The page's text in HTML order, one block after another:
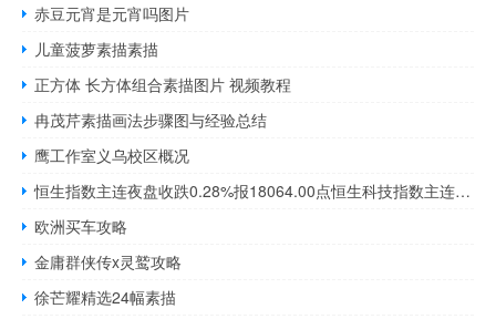
赤豆元宵是元宵吗图片
儿童菠萝素描素描
正方体 长方体组合素描图片 视频教程
冉茂芹素描画法步骤图与经验总结
鹰工作室义乌校区概况
恒生指数主连夜盘收跌0.28%报18064.00点恒生科技指数主连夜盘收跌0.37%报4077.00点
欧洲买车攻略
金庸群侠传x灵鹫攻略
徐芒耀精选24幅素描